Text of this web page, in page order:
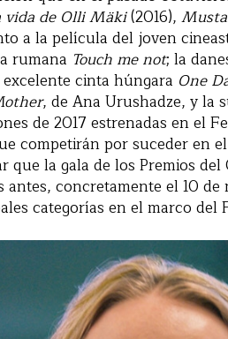
vida de Olli Mäki(2016),
a la película del joven
rumana Touch me not; la
cinta húngara One
, de Ana Urushadze, y la
de 2017 estrenadas en el
competirán por suceder en
que la gala de los Premios del
antes, concretamente el 10
categorías en el marco del